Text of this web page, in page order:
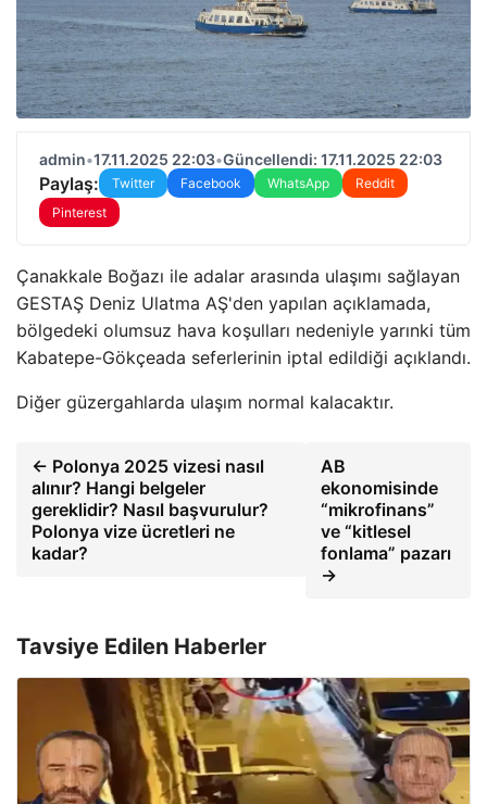
admin•17.11.2025 22:03•Güncellendi: 17.11.2025 22:03
Paylaş: Twitter Facebook WhatsApp
Reddit
Pinterest
Çanakkale Boğazı ile adalar arasında ulaşımı sağlayan
GESTAŞ Deniz Ulatma AŞ'den yapılan açıklamada,
bölgedeki olumsuz hava koşulları nedeniyle yarınki tüm
Kabatepe-Gökçeada seferlerinin iptal edildiği açıklandı.
Diğer güzergahlarda ulaşım normal kalacaktır.
← Polonya 2025 vizesi nasıl
alınır? Hangi belgeler
gereklidir? Nasıl başvurulur?
Polonya vize ücretleri ne
kadar?
AB
ekonomisinde
“mikrofinans”
ve “kitlesel
fonlama” pazarı
→
Tavsiye Edilen Haberler